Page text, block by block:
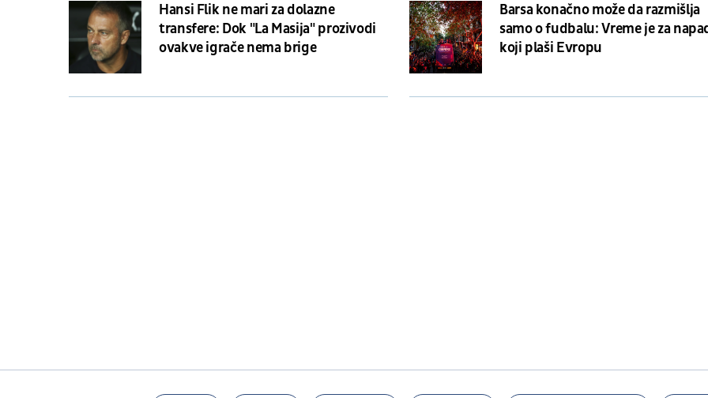
Hansi Flik ne mari za dolazne
transfere: Dok "La Masija" prozivodi
ovakve igrače nema brige
Barsa konačno može da razmišlja
samo o fudbalu: Vreme je za
koji plaši Evropu